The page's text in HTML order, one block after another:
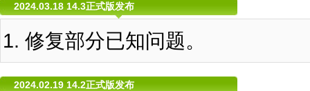
2024.03.18 14.3正式版发布
修复部分已知问题。
2024.02.19 14.2正式版发布